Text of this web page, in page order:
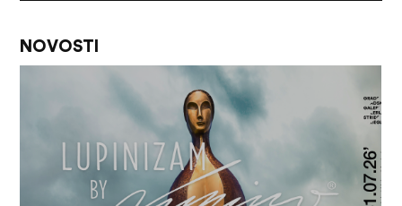
NOVOSTI